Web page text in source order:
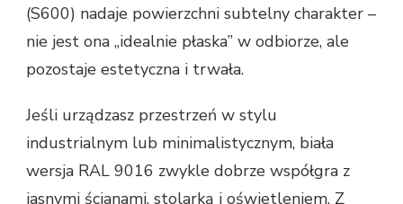
(S600) nadaje powierzchni subtelny charakter –
nie jest ona „idealnie płaska” w odbiorze, ale
pozostaje estetyczna i trwała.
Jeśli urządzasz przestrzeń w stylu
industrialnym lub minimalistycznym, biała
wersja RAL 9016 zwykle dobrze współgra z
jasnymi ścianami, stolarką i oświetleniem. Z